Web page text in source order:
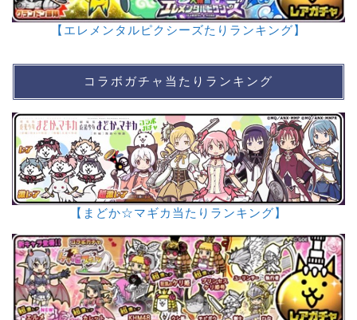
【エレメンタルピクシーズたりランキング】
コラボガチャ当たりランキング
【まどか☆マギカ当たりランキング】